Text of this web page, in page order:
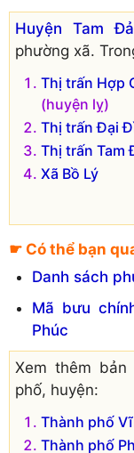
Huyện Tam
phường xã.
Thị trấn Hợp
(huyện lỵ)
Thị trấn Đại
Thị trấn Tam
Xã Bồ Lý
☛ Có thể bạn
Danh sách
Mã bưu
Phúc
Xem thêm bản
phố, huyện:
Thành phố
Thành phố